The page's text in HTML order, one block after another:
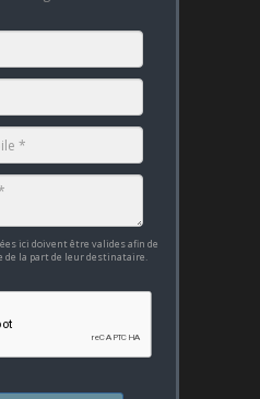
ici doivent être valides afin de
la part de leur destinataire.